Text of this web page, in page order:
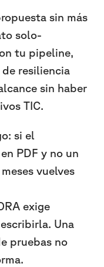
sin más
solo-
tu pipeline,
resiliencia
sin haber
TIC.
si el
PDF y no un
vuelves
exige
Una
pruebas no